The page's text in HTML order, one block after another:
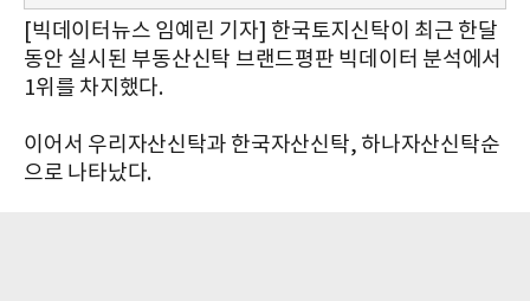
[빅데이터뉴스 임예린 기자] 한국토지신탁이 최근 한달
동안 실시된 부동산신탁 브랜드평판 빅데이터 분석에서
1위를 차지했다.
이어서 우리자산신탁과 한국자산신탁, 하나자산신탁순
으로 나타났다.